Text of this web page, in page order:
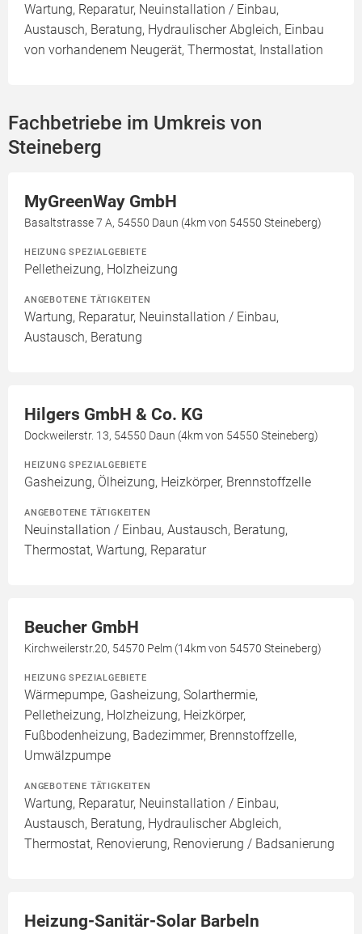
Wartung, Reparatur, Neuinstallation / Einbau,
Austausch, Beratung, Hydraulischer Abgleich, Einbau
von vorhandenem Neugerät, Thermostat, Installation
Fachbetriebe im Umkreis von
Steineberg
MyGreenWay GmbH
Basaltstrasse 7 A, 54550 Daun (4km von 54550 Steineberg)
HEIZUNG SPEZIALGEBIETE
Pelletheizung, Holzheizung
ANGEBOTENE TÄTIGKEITEN
Wartung, Reparatur, Neuinstallation / Einbau,
Austausch, Beratung
Hilgers GmbH & Co. KG
Dockweilerstr. 13, 54550 Daun (4km von 54550 Steineberg)
HEIZUNG SPEZIALGEBIETE
Gasheizung, Ölheizung, Heizkörper, Brennstoffzelle
ANGEBOTENE TÄTIGKEITEN
Neuinstallation / Einbau, Austausch, Beratung,
Thermostat, Wartung, Reparatur
Beucher GmbH
Kirchweilerstr.20, 54570 Pelm (14km von 54570 Steineberg)
HEIZUNG SPEZIALGEBIETE
Wärmepumpe, Gasheizung, Solarthermie,
Pelletheizung, Holzheizung, Heizkörper,
Fußbodenheizung, Badezimmer, Brennstoffzelle,
Umwälzpumpe
ANGEBOTENE TÄTIGKEITEN
Wartung, Reparatur, Neuinstallation / Einbau,
Austausch, Beratung, Hydraulischer Abgleich,
Thermostat, Renovierung, Renovierung / Badsanierung
Heizung-Sanitär-Solar Barbeln